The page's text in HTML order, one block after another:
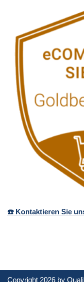
☎️ Kontaktieren Sie
Copyright 2026 by